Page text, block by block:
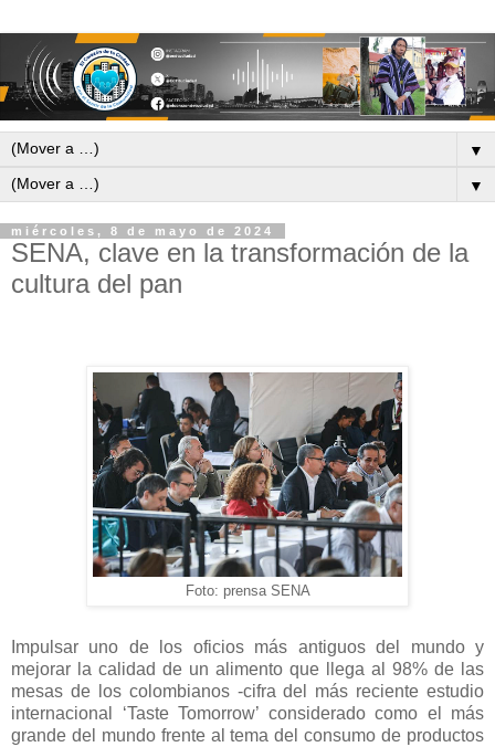
▼
▼
miércoles, 8 de mayo de 2024
SENA, clave en la transformación de la
cultura del pan
Foto: prensa SENA
​Impulsar uno de los oficios más antiguos del mundo y
mejorar la calidad de un alimento que llega al 98% de las
mesas de los colombianos -cifra del más reciente estudio
internacional ‘Taste Tomorrow’ considerado como el más
grande del mundo frente al tema del consumo de productos